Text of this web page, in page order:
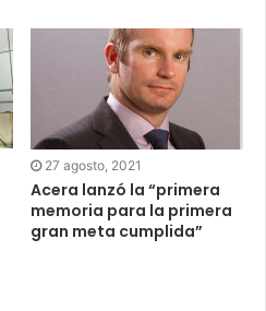
27 agosto, 2021
Acera lanzó la “primera
memoria para la primera
gran meta cumplida”